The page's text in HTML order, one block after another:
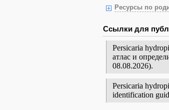
Ресурсы по
Ссылки для
Persicaria
атлас и
08.08.2026).
Persicaria
identification